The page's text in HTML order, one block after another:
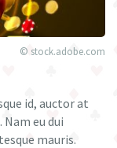
© stock.adobe.com
id, auctor at
eu dui
mauris.